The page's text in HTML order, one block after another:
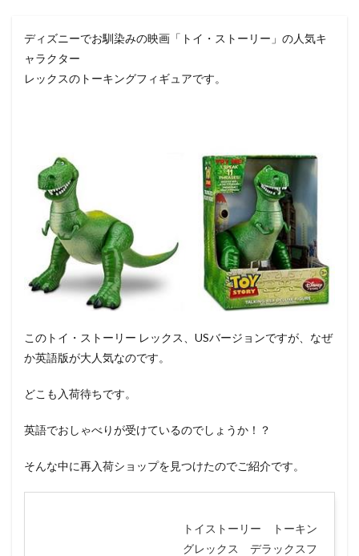
ディズニーでお馴染みの映画「トイ・ストーリー」の人気キ
ャラクター
レックスのトーキングフィギュアです。
このトイ・ストーリー レックス、USバージョンですが、なぜ
か英語版が大人気なのです。
どこも入荷待ちです。
英語でおしゃべりが受けているのでしょうか！？
そんな中に再入荷ショップを見つけたのでご紹介です。
トイストーリー トーキン
グレックス デラックスフ